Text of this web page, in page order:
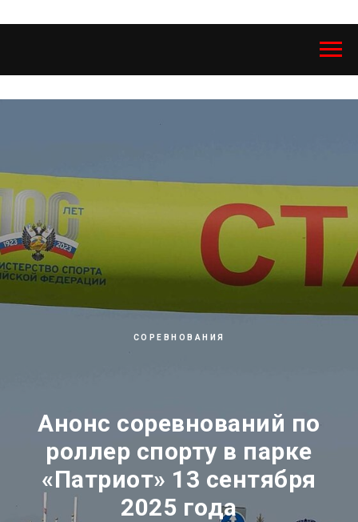
СОРЕВНОВАНИЯ
Анонс соревнований по
роллер спорту в парке
«Патриот» 13 сентября
2025 года